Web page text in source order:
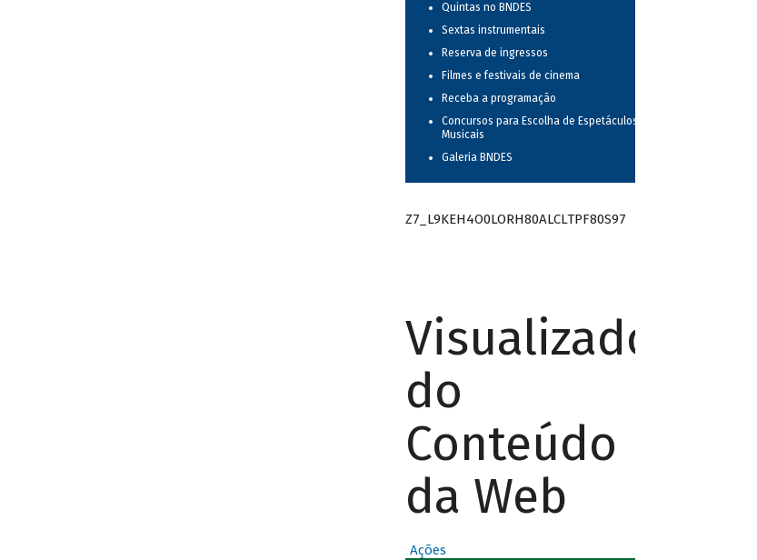
Quintas no BNDES
Sextas instrumentais
Reserva de ingressos
Filmes e festivais de cinema
Receba a programação
Concursos para Escolha de Espetáculos
Musicais
Galeria BNDES
Z7_L9KEH4O0LORH80ALCLTPF80S97
Visualizador
do
Conteúdo
da Web
Ações